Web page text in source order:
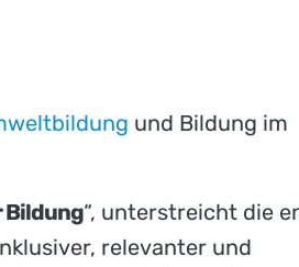
und Bildung im
Bildung“, unterstreicht die
relevanter und